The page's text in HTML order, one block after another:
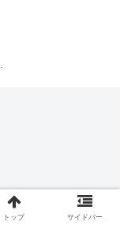
トップ サイドバー